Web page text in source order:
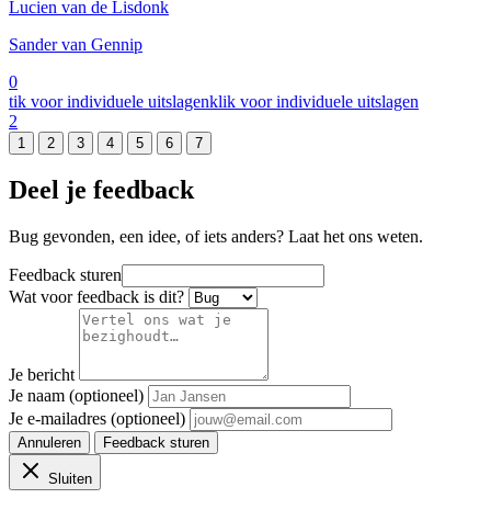
Lucien van de Lisdonk
Sander van Gennip
0
tik voor individuele uitslagenklik voor individuele uitslagen
2
1 2 3 4 5 6 7
Deel je feedback
Bug gevonden, een idee, of iets anders? Laat het ons weten.
Feedback sturen
Wat voor feedback is dit?
Je bericht
Je naam (optioneel)
Je e-mailadres (optioneel)
Annuleren Feedback sturen
Sluiten